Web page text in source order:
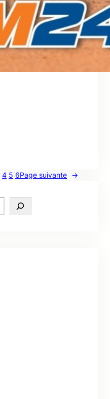
4 5 6Page suivante →